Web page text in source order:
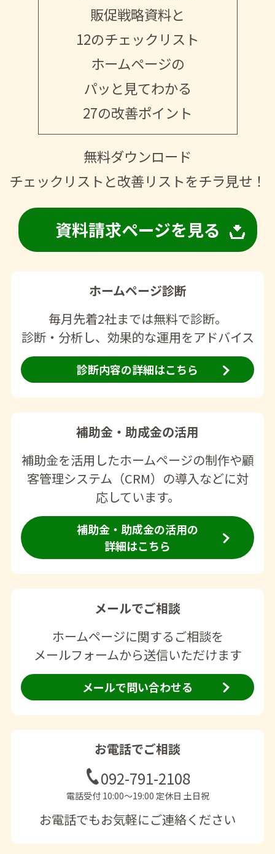
販促戦略資料と
12のチェックリスト
ホームページの
パッと見てわかる
27の改善ポイント
無料ダウンロード
チェックリストと改善リストをチラ見せ！
資料請求ページを見る
ホームページ診断
毎月先着2社までは無料で診断。
診断・分析し、効果的な運用をアドバイス
診断内容の詳細はこちら
補助金・助成金の活用
補助金を活用したホームページの制作や顧
客管理システム（CRM）の導入などに対
応しています。
補助金・助成金の活用の
詳細はこちら
メールでご相談
ホームページに関するご相談を
メールフォームから送信いただけます
メールで問い合わせる
お電話でご相談
092-791-2108
電話受付 10:00〜19:00 定休日 土日祝
お電話でもお気軽にご連絡ください